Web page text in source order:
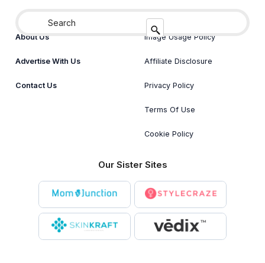
About Us
Advertise With Us
Contact Us
Image Usage Policy
Affiliate Disclosure
Privacy Policy
Terms Of Use
Cookie Policy
Our Sister Sites